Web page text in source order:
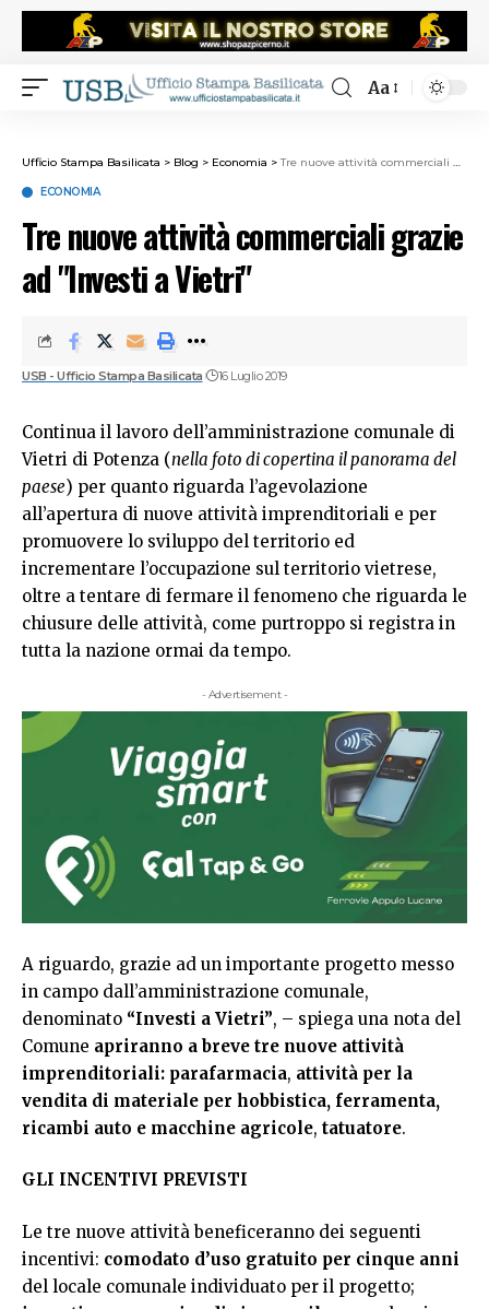
Aa
Ufficio Stampa Basilicata > Blog > Economia >Tre nuove attività commerciali grazie ad "Investi a Vietri"
ECONOMIA
Tre nuove attività commerciali grazie
ad "Investi a Vietri"
USB - Ufficio Stampa Basilicata 16 Luglio 2019
Continua il lavoro dell’amministrazione comunale di
Vietri di Potenza (nella foto di copertina il panorama del
paese) per quanto riguarda l’agevolazione
all’apertura di nuove attività imprenditoriali e per
promuovere lo sviluppo del territorio ed
incrementare l’occupazione sul territorio vietrese,
oltre a tentare di fermare il fenomeno che riguarda le
chiusure delle attività, come purtroppo si registra in
tutta la nazione ormai da tempo.
- Advertisement -
A riguardo, grazie ad un importante progetto messo
in campo dall’amministrazione comunale,
denominato “Investi a Vietri”, – spiega una nota del
Comune apriranno a breve tre nuove attività
imprenditoriali: parafarmacia, attività per la
vendita di materiale per hobbistica, ferramenta,
ricambi auto e macchine agricole, tatuatore.
GLI INCENTIVI PREVISTI
Le tre nuove attività beneficeranno dei seguenti
incentivi: comodato d’uso gratuito per cinque anni
del locale comunale individuato per il progetto;